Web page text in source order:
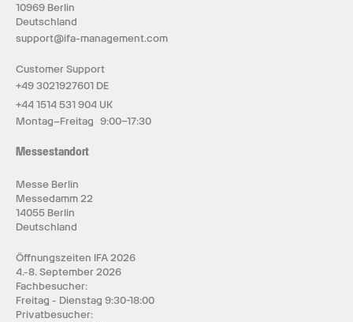
10969 Berlin
Deutschland
support@ifa-management.com
Customer Support
+49 3021927601 DE
+44 1514 531 904 UK
Montag–Freitag 9:00–17:30
Messestandort
Messe Berlin
Messedamm 22
14055 Berlin
Deutschland
Öffnungszeiten IFA 2026
4.-8. September 2026
Fachbesucher:
Freitag - Dienstag 9:30-18:00
Privatbesucher: